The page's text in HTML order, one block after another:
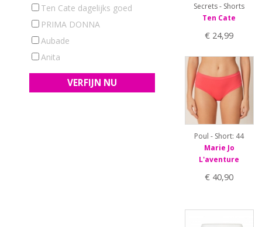
Ten Cate dagelijks goed
PRIMA DONNA
Aubade
Anita
Secrets - Shorts
Ten Cate
€ 24,99
Poul - Short: 44
Marie Jo
L'aventure
€ 40,90